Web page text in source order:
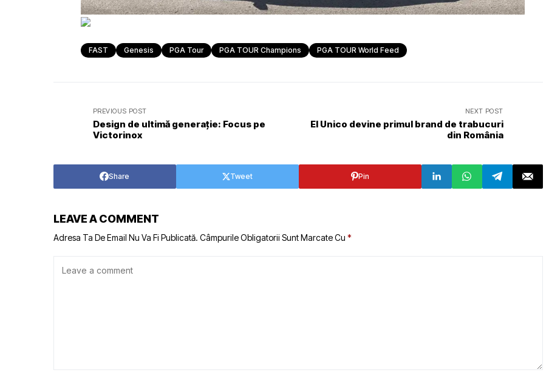
FAST Genesis PGA Tour PGA TOUR Champions PGA TOUR World Feed
PREVIOUS POST
Design de ultimă generație: Focus pe
Victorinox
NEXT POST
El Unico devine primul brand de trabucuri
din România
Share Tweet Pin
LEAVE A COMMENT
Adresa Ta De Email Nu Va Fi Publicată. Câmpurile Obligatorii Sunt Marcate Cu *